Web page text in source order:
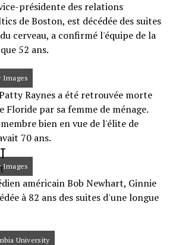
présidente des relations
de Boston, est décédée des suites
cerveau, a confirmé l'équipe de la
52 ans.
Images
Raynes a été retrouvée morte
Floride par sa femme de ménage.
bien en vue de l'élite de
70 ans.
Images
américain Bob Newhart, Ginnie
à 82 ans des suites d'une longue
University